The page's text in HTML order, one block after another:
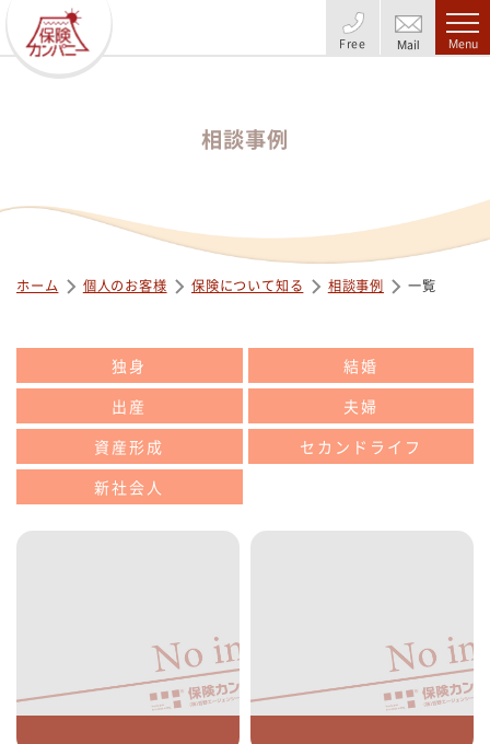
Free Mail Menu
相談事例
ホーム 個人のお客様 保険について知る 相談事例 一覧
独身
結婚
出産
夫婦
資産形成
セカンドライフ
新社会人